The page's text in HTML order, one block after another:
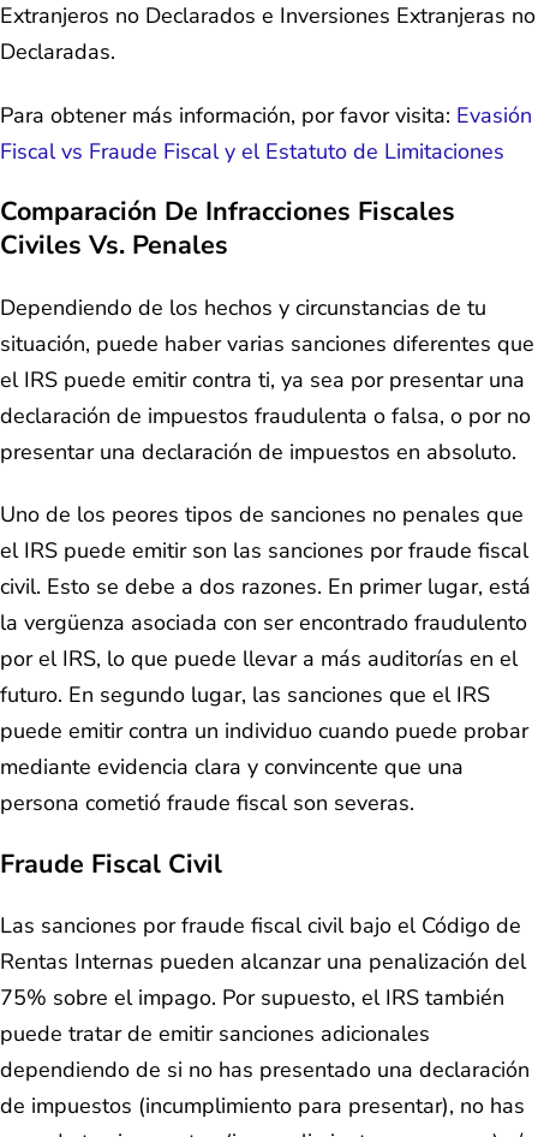
Extranjeros no Declarados e Inversiones Extranjeras no
Declaradas.
Para obtener más información, por favor visita: Evasión
Fiscal vs Fraude Fiscal y el Estatuto de Limitaciones
Comparación De Infracciones Fiscales
Civiles Vs. Penales
Dependiendo de los hechos y circunstancias de tu
situación, puede haber varias sanciones diferentes que
el IRS puede emitir contra ti, ya sea por presentar una
declaración de impuestos fraudulenta o falsa, o por no
presentar una declaración de impuestos en absoluto.
Uno de los peores tipos de sanciones no penales que
el IRS puede emitir son las sanciones por fraude fiscal
civil. Esto se debe a dos razones. En primer lugar, está
la vergüenza asociada con ser encontrado fraudulento
por el IRS, lo que puede llevar a más auditorías en el
futuro. En segundo lugar, las sanciones que el IRS
puede emitir contra un individuo cuando puede probar
mediante evidencia clara y convincente que una
persona cometió fraude fiscal son severas.
Fraude Fiscal Civil
Las sanciones por fraude fiscal civil bajo el Código de
Rentas Internas pueden alcanzar una penalización del
75% sobre el impago. Por supuesto, el IRS también
puede tratar de emitir sanciones adicionales
dependiendo de si no has presentado una declaración
de impuestos (incumplimiento para presentar), no has